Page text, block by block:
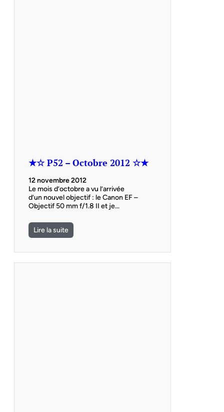
★☆ P52 – Octobre 2012 ☆★
12 novembre 2012
Le mois d’octobre a vu l’arrivée
d’un nouvel objectif : le Canon EF –
Objectif 50 mm f/1.8 II et je…
Lire la suite